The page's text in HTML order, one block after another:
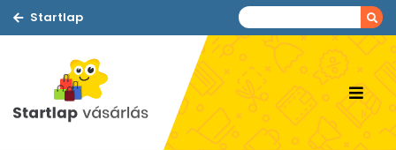
Startlap